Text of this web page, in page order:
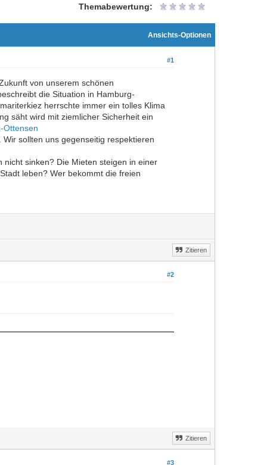
Themabewertung:
Ansichts-Optionen
#1
von unserem schönen
die Situation in Hamburg-
herrschte immer ein tolles Klima
säht wird mit ziemlicher Sicherheit ein
Ottensen
sollten uns gegenseitig respektieren
sinken? Die Mieten steigen in einer
leben? Wer bekommt die freien
Zitieren
#2
Zitieren
#3